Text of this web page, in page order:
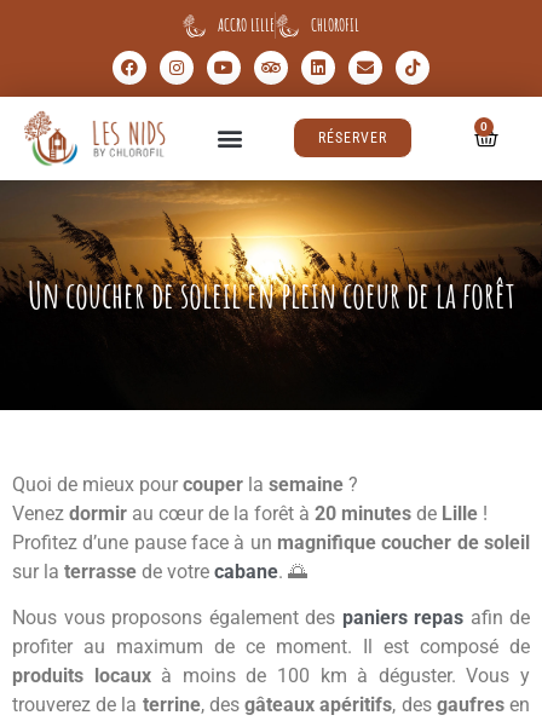
ACCRO LILLE CHLOROFIL
RÉSERVER
0
Un coucher de soleil en plein coeur de la forêt
Quoi de mieux pour couper la semaine ?
Venez dormir au cœur de la forêt à 20 minutes de Lille !
Profitez d’une pause face à un magnifique coucher de soleil
sur la terrasse de votre cabane. 🌅
Nous vous proposons également des paniers repas afin de
profiter au maximum de ce moment. Il est composé de
produits locauxà moins de 100 km à déguster. Vous y
trouverez de la terrine, desgâteaux apéritifs, des gaufresen